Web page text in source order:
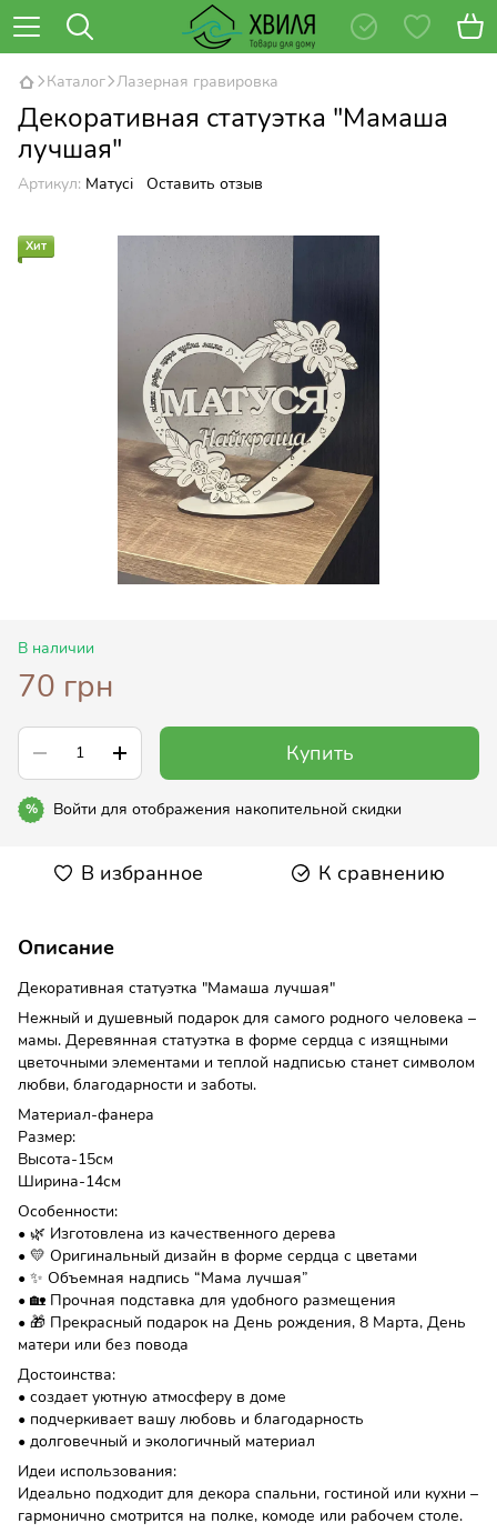
Каталог Лазерная гравировка
Декоративная статуэтка "Мамаша
лучшая"
Артикул: Матусі Оставить отзыв
Хит
В наличии
70 грн
Купить
% Войти для отображения накопительной скидки
В избранное К сравнению
Описание
Декоративная статуэтка "Мамаша лучшая"
Нежный и душевный подарок для самого родного человека –
мамы. Деревянная статуэтка в форме сердца с изящными
цветочными элементами и теплой надписью станет символом
любви, благодарности и заботы.
Материал-фанера
Размер:
Высота-15см
Ширина-14см
Особенности:
• 🌿 Изготовлена ​​из качественного дерева
• 💛 Оригинальный дизайн в форме сердца с цветами
• ✨ Объемная надпись “Мама лучшая”
• 🏡 Прочная подставка для удобного размещения
• 🎁 Прекрасный подарок на День рождения, 8 Марта, День
матери или без повода
Достоинства:
• создает уютную атмосферу в доме
• подчеркивает вашу любовь и благодарность
• долговечный и экологичный материал
Идеи использования:
Идеально подходит для декора спальни, гостиной или кухни –
гармонично смотрится на полке, комоде или рабочем столе.